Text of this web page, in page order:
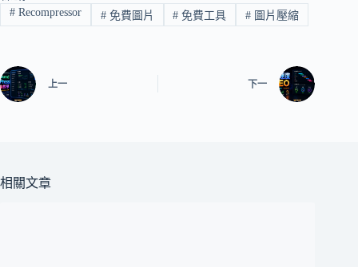
#Recompressor #免費圖片 # 免費工具 # 圖片壓縮
上一 下一
相關文章